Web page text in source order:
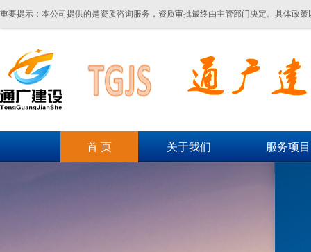
重要提示：本公司提供的是资质咨询服务，资质审批最终由主管部门决定。具体政
首 页 关于我们 服务项目